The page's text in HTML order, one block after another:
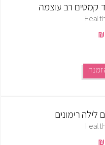
קמטים רב עוצמה
לילה רימונים